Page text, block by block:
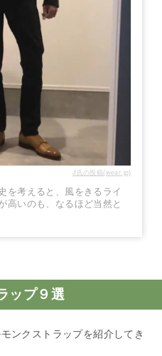
J氏の投稿(wear.jp)
を考えると、風をきるライ
高いのも、なるほど当然と
ップ９選
ンクストラップを紹介してき